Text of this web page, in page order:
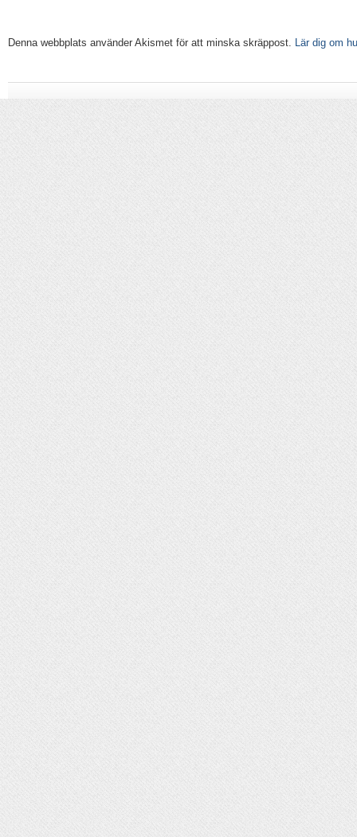
Denna webbplats använder Akismet för att minska skräppost. Lär dig om